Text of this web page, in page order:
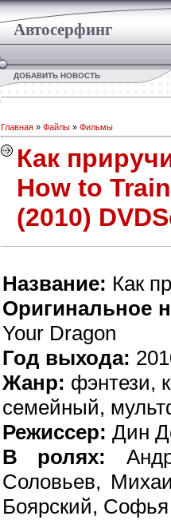
Автосерфинг
ДОБАВИТЬ НОВОСТЬ
Главная » Файлы » Фильмы
Как
How to
(2010)
Название: Как
Оригинальное
Your Dragon
Год выхода:
Жанр: фэнтези,
семейный,
Режиссер: Дин
В ролях:
Соловьев,
Боярский,